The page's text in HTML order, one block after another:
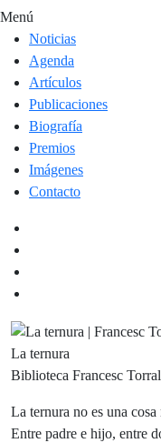
Menú
Noticias
Agenda
Artículos
Publicaciones
Biografía
Premios
Imágenes
Contacto
La ternura
Biblioteca Francesc
La ternura no es una
Entre padre e hijo, entre